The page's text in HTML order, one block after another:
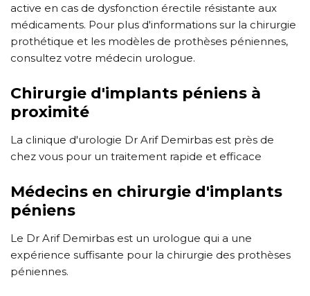
active en cas de dysfonction érectile résistante aux
médicaments. Pour plus d'informations sur la chirurgie
prothétique et les modèles de prothèses péniennes,
consultez votre médecin urologue.
Chirurgie d'implants péniens à
proximité
La clinique d'urologie Dr Arif Demirbas est près de
chez vous pour un traitement rapide et efficace
Médecins en chirurgie d'implants
péniens
Le Dr Arif Demirbas est un urologue qui a une
expérience suffisante pour la chirurgie des prothèses
péniennes.